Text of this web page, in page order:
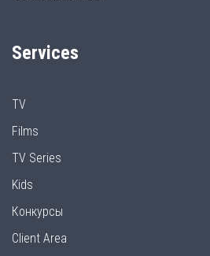
Services
TV
Films
TV Series
Kids
Конкурсы
Client Area